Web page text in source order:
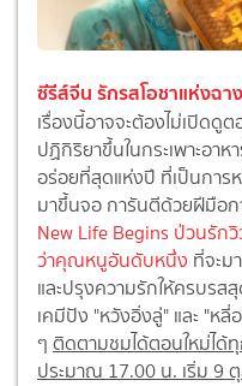
ซีรีส์จีน รักรสโอชาแห่งฉ
เรื่องนี้อาจจะต้องไม่เปิดดู
ปฏิกิริยาขึ้นในกระเพาะอา
อร่อยที่สุดแห่งปี ที่เป็นการห
มาขึ้นจอ การันตีด้วยฝีมือก
New Life Begins ป่วนรักวิ
ว่าคุณหนูอันดับหนึ่ง ที่จะม
และปรุงความรักให้ครบร
เคมีปัง "หวังอิ่งลู่" และ "หลี่
ๆ ติดตามชมได้ตอนใหม่ได้
ประมาณ 17.00 น. เริ่ม 9